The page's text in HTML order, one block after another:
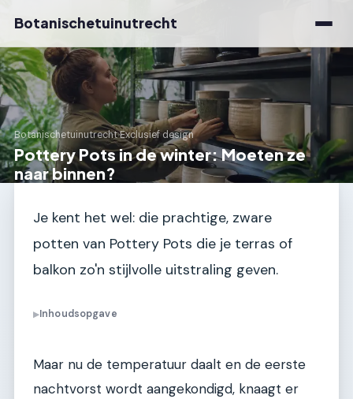
Botanischetuinutrecht
Botanischetuinutrecht›Exclusief design
Pottery Pots in de winter: Moeten ze
naar binnen?
Je kent het wel: die prachtige, zware
potten van Pottery Pots die je terras of
balkon zo'n stijlvolle uitstraling geven.
▶Inhoudsopgave
Maar nu de temperatuur daalt en de eerste
nachtvorst wordt aangekondigd, knaagt er